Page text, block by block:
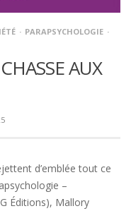
PARAPSYCHOLOGIE
AUX
d’emblée tout ce
–
Éditions), Mallory